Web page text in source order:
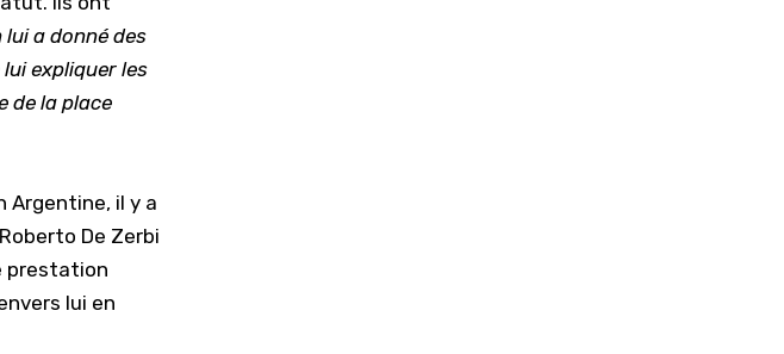
lui a donné des
expliquer les
de la place
Argentine, il y a
De Zerbi
prestation
lui en